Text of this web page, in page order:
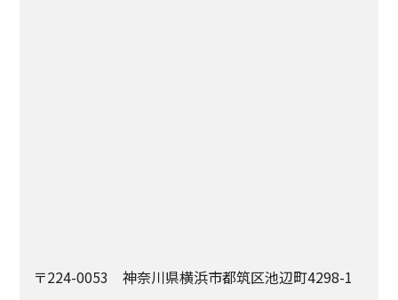
〒224-0053 神奈川県横浜市都筑区池辺町4298-1